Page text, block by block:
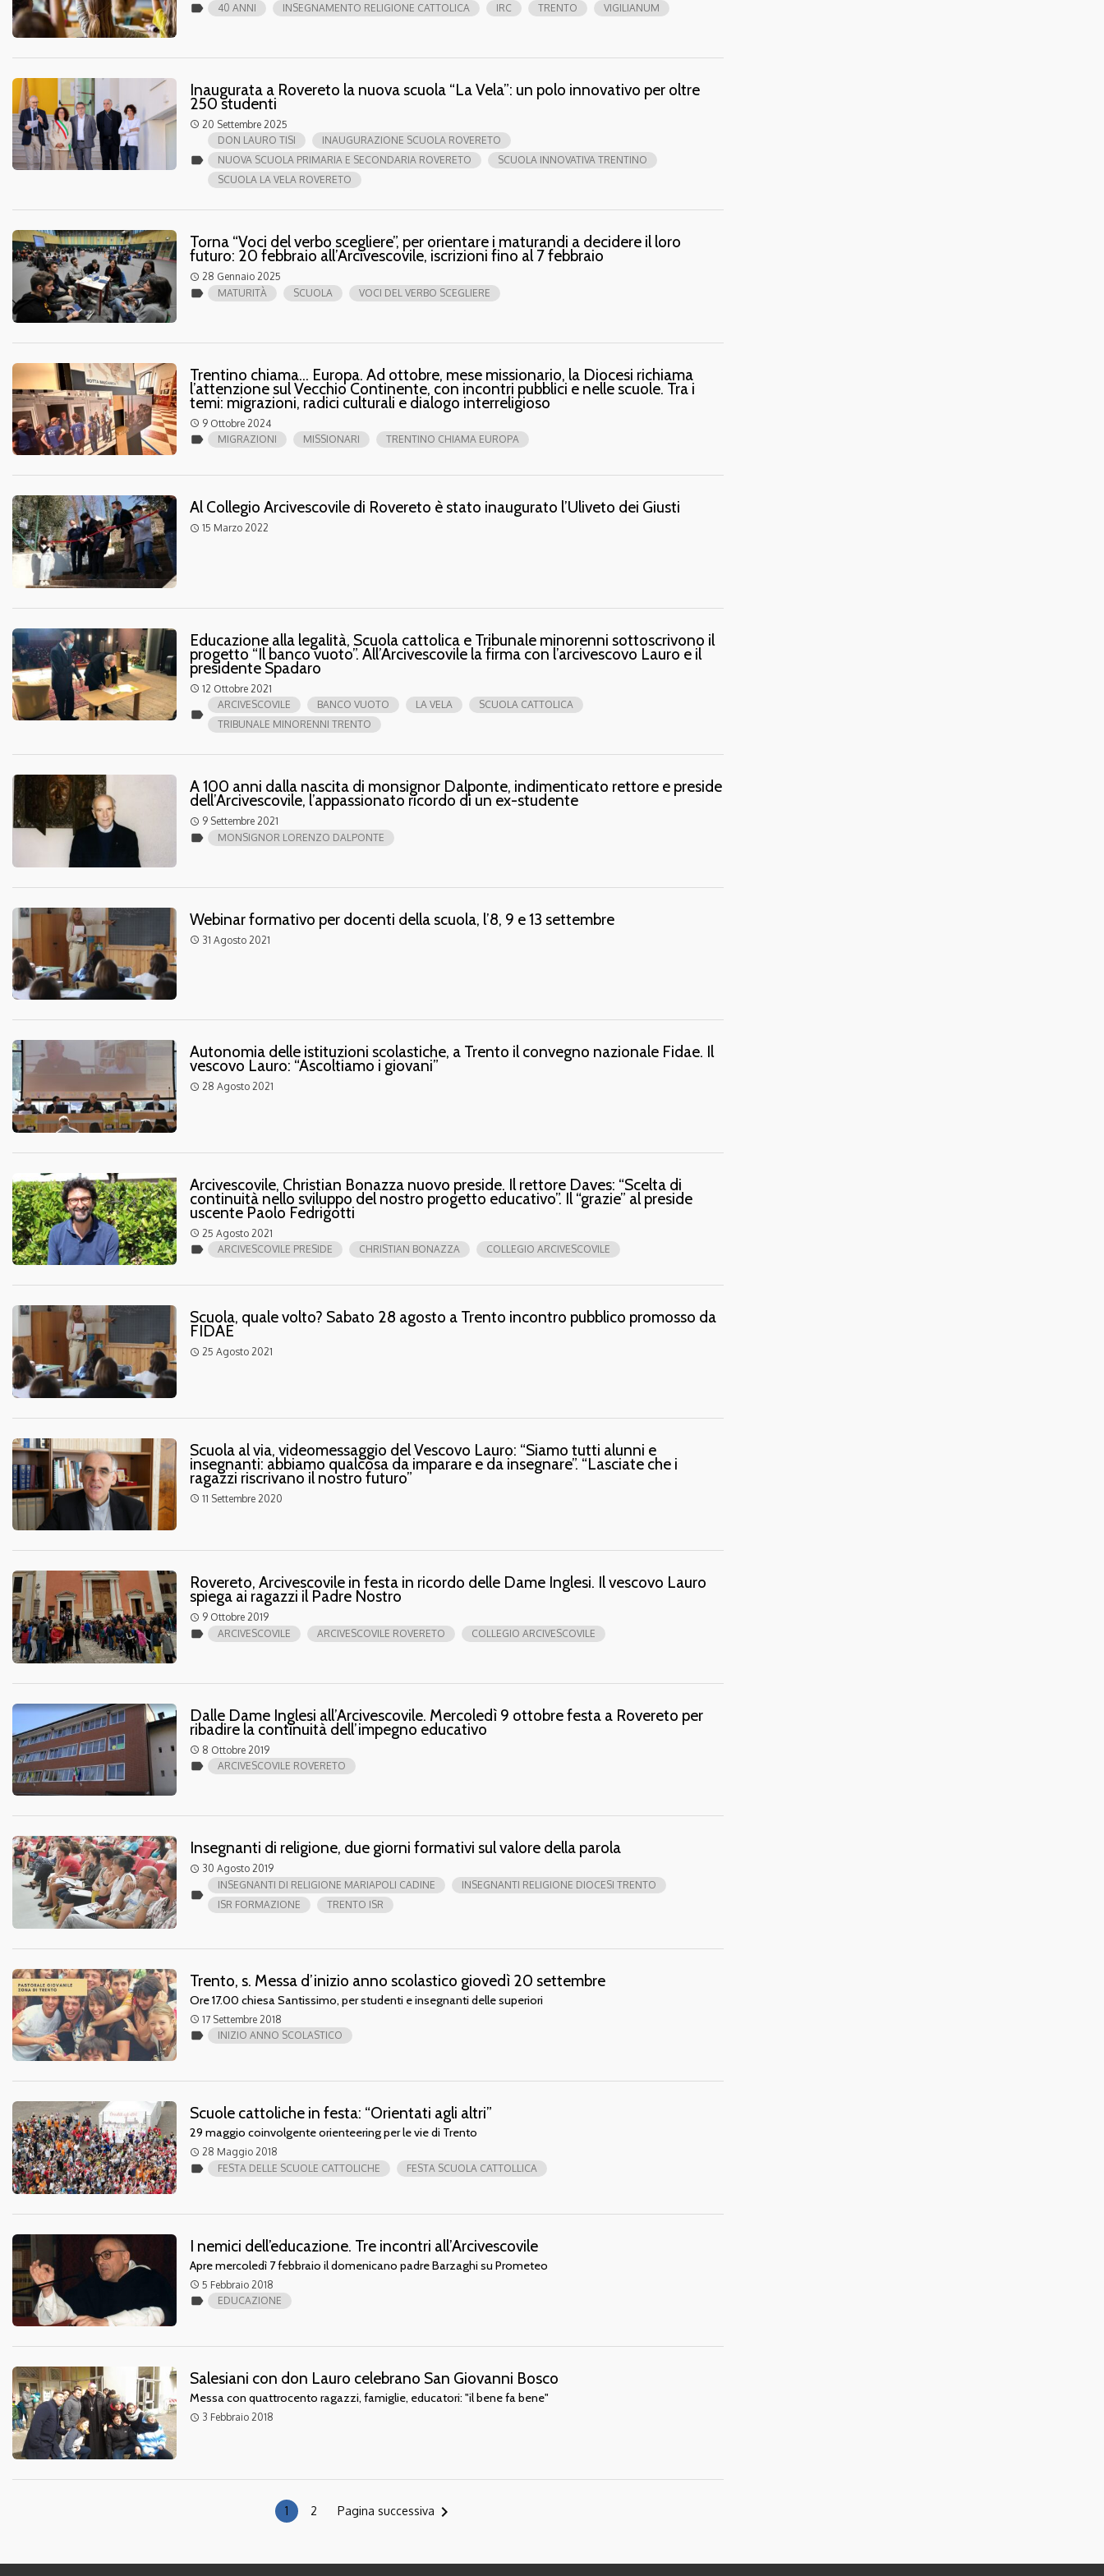
label 40 ANNI INSEGNAMENTO RELIGIONE CATTOLICA IRC TRENTO VIGILIANUM
Inaugurata a Rovereto la nuova scuola “La Vela”: un polo innovativo per oltre
250 studenti
access_time 20 Settembre 2025
label
DON LAURO TISI
INAUGURAZIONE SCUOLA ROVERETO
NUOVA SCUOLA PRIMARIA E SECONDARIA ROVERETO
SCUOLA INNOVATIVA TRENTINO
SCUOLA LA VELA ROVERETO
Torna “Voci del verbo scegliere”, per orientare i maturandi a decidere il loro
futuro: 20 febbraio all’Arcivescovile, iscrizioni fino al 7 febbraio
access_time 28 Gennaio 2025
label MATURITÀ SCUOLA VOCI DEL VERBO SCEGLIERE
Trentino chiama… Europa. Ad ottobre, mese missionario, la Diocesi richiama
l’attenzione sul Vecchio Continente, con incontri pubblici e nelle scuole. Tra i
temi: migrazioni, radici culturali e dialogo interreligioso
access_time 9 Ottobre 2024
label MIGRAZIONI MISSIONARI TRENTINO CHIAMA EUROPA
Al Collegio Arcivescovile di Rovereto è stato inaugurato l’Uliveto dei Giusti
access_time 15 Marzo 2022
Educazione alla legalità, Scuola cattolica e Tribunale minorenni sottoscrivono il
progetto “Il banco vuoto”. All’Arcivescovile la firma con l’arcivescovo Lauro e il
presidente Spadaro
access_time 12 Ottobre 2021
label
ARCIVESCOVILE BANCO VUOTO LA VELA
SCUOLA CATTOLICA
TRIBUNALE MINORENNI TRENTO
A 100 anni dalla nascita di monsignor Dalponte, indimenticato rettore e preside
dell’Arcivescovile, l’appassionato ricordo di un ex-studente
access_time 9 Settembre 2021
label MONSIGNOR LORENZO DALPONTE
Webinar formativo per docenti della scuola, l’8, 9 e 13 settembre
access_time 31 Agosto 2021
Autonomia delle istituzioni scolastiche, a Trento il convegno nazionale Fidae. Il
vescovo Lauro: “Ascoltiamo i giovani”
access_time 28 Agosto 2021
Arcivescovile, Christian Bonazza nuovo preside. Il rettore Daves: “Scelta di
continuità nello sviluppo del nostro progetto educativo”. Il “grazie” al preside
uscente Paolo Fedrigotti
access_time 25 Agosto 2021
label ARCIVESCOVILE PRESIDE CHRISTIAN BONAZZA COLLEGIO ARCIVESCOVILE
Scuola, quale volto? Sabato 28 agosto a Trento incontro pubblico promosso da
FIDAE
access_time 25 Agosto 2021
Scuola al via, videomessaggio del Vescovo Lauro: “Siamo tutti alunni e
insegnanti: abbiamo qualcosa da imparare e da insegnare”. “Lasciate che i
ragazzi riscrivano il nostro futuro”
access_time 11 Settembre 2020
Rovereto, Arcivescovile in festa in ricordo delle Dame Inglesi. Il vescovo Lauro
spiega ai ragazzi il Padre Nostro
access_time 9 Ottobre 2019
label ARCIVESCOVILE ARCIVESCOVILE ROVERETO COLLEGIO ARCIVESCOVILE
Dalle Dame Inglesi all’Arcivescovile. Mercoledì 9 ottobre festa a Rovereto per
ribadire la continuità dell’impegno educativo
access_time 8 Ottobre 2019
label ARCIVESCOVILE ROVERETO
Insegnanti di religione, due giorni formativi sul valore della parola
access_time 30 Agosto 2019
label
INSEGNANTI DI RELIGIONE MARIAPOLI CADINE
INSEGNANTI RELIGIONE DIOCESI TRENTO
ISR FORMAZIONE
TRENTO ISR
Trento, s. Messa d’inizio anno scolastico giovedì 20 settembre
Ore 17.00 chiesa Santissimo, per studenti e insegnanti delle superiori
access_time 17 Settembre 2018
label INIZIO ANNO SCOLASTICO
Scuole cattoliche in festa: “Orientati agli altri”
29 maggio coinvolgente orienteering per le vie di Trento
access_time 28 Maggio 2018
label FESTA DELLE SCUOLE CATTOLICHE FESTA SCUOLA CATTOLLICA
I nemici dell’educazione. Tre incontri all’Arcivescovile
Apre mercoledì 7 febbraio il domenicano padre Barzaghi su Prometeo
access_time 5 Febbraio 2018
label EDUCAZIONE
Salesiani con don Lauro celebrano San Giovanni Bosco
Messa con quattrocento ragazzi, famiglie, educatori: "il bene fa bene"
access_time 3 Febbraio 2018
1 2 Pagina successiva navigate_next